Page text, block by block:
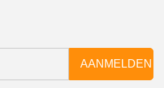
AANMELDEN